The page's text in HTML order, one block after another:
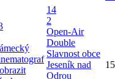
14
2
Open-Air
Double
Slavnost obce
Jeseník nad
Odrou
15